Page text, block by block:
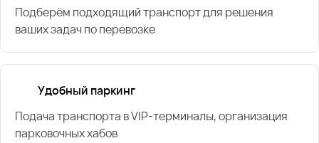
Подберём подходящий транспорт для решения
ваших задач по перевозке
Удобный паркинг
Подача транспорта в VIP-терминалы, организация
парковочных хабов